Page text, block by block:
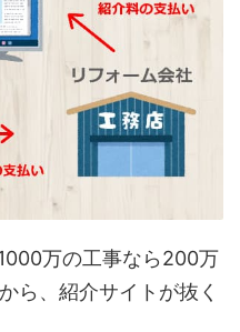
万の工事なら200万
ら、紹介サイトが抜く